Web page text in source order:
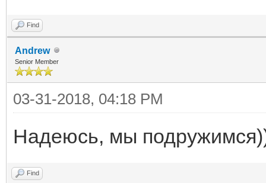
Find
Andrew
Senior Member
03-31-2018, 04:18 PM
Надеюсь, мы
Find